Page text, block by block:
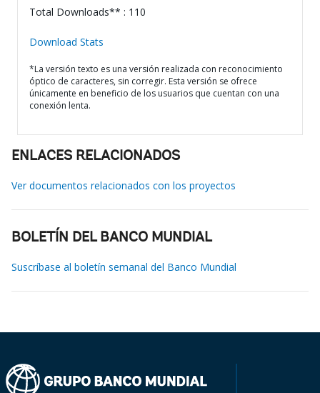
Total Downloads** : 110
Download Stats
*La versión texto es una versión realizada con reconocimiento
óptico de caracteres, sin corregir. Esta versión se ofrece
únicamente en beneficio de los usuarios que cuentan con una
conexión lenta.
ENLACES RELACIONADOS
Ver documentos relacionados con los proyectos
BOLETÍN DEL BANCO MUNDIAL
Suscríbase al boletín semanal del Banco Mundial